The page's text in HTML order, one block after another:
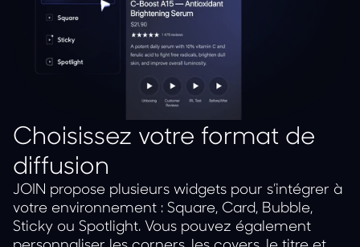
Choisissez votre format de
diffusion
JOIN propose plusieurs widgets pour s’intégrer à
votre environnement : Square, Card, Bubble,
Sticky ou Spotlight. Vous pouvez également